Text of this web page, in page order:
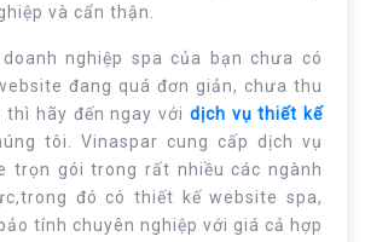
và cẩn thận.
nghiệp spa của bạn chưa có
đang quá đơn giản, chưa thu
thì hãy đến ngay với dịch vụ thiết kế
tôi. Vinaspar cung cấp dịch vụ
trọn gói trong rất nhiều các ngành
đó có thiết kế website spa,
tính chuyên nghiệp với giá cả hợp